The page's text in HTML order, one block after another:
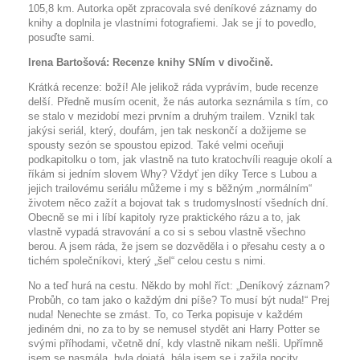
105,8 km. Autorka opět zpracovala své deníkové záznamy do
knihy a doplnila je vlastními fotografiemi. Jak se jí to povedlo,
posuďte sami.
Irena Bartošová: Recenze knihy SNím v divočině.
Krátká recenze: boží! Ale jelikož ráda vyprávím, bude recenze
delší. Předně musím ocenit, že nás autorka seznámila s tím, co
se stalo v mezidobí mezi prvním a druhým trailem. Vznikl tak
jakýsi seriál, který, doufám, jen tak neskončí a dožijeme se
spousty sezón se spoustou epizod. Také velmi oceňuji
podkapitolku o tom, jak vlastně na tuto kratochvíli reaguje okolí a
říkám si jedním slovem Why? Vždyť jen díky Terce s Lubou a
jejich trailovému seriálu můžeme i my s běžným „normálním“
životem něco zažít a bojovat tak s trudomyslností všedních dní.
Obecně se mi i líbí kapitoly ryze praktického rázu a to, jak
vlastně vypadá stravování a co si s sebou vlastně všechno
berou. A jsem ráda, že jsem se dozvěděla i o přesahu cesty a o
tichém společníkovi, který „šel“ celou cestu s nimi.
No a teď hurá na cestu. Někdo by mohl říct: „Deníkový záznam?
Probůh, co tam jako o každým dni píše? To musí být nuda!“ Prej
nuda! Nenechte se zmást. To, co Terka popisuje v každém
jediném dni, no za to by se nemusel stydět ani Harry Potter se
svými příhodami, včetně dní, kdy vlastně nikam nešli. Upřímně